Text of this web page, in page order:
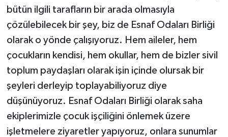
bütün ilgili tarafların bir arada olmasıyla
çözülebilecek bir şey, biz de Esnaf Odaları Birliği
olarak o yönde çalışıyoruz. Hem aileler, hem
çocukların kendisi, hem okullar, hem de bizler sivil
toplum paydaşları olarak işin içinde olursak bir
şeyleri derleyip toplayabiliyoruz diye
düşünüyoruz. Esnaf Odaları Birliği olarak saha
ekiplerimizle çocuk işçiliğini önlemek üzere
işletmelere ziyaretler yapıyoruz, onlara sunumlar